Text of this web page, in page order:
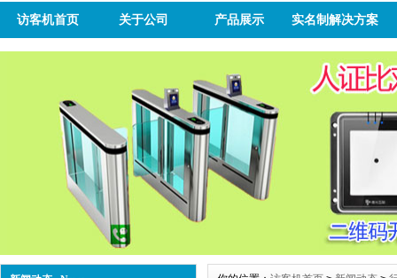
访客机首页 关于公司 产品展示 实名制解决方案